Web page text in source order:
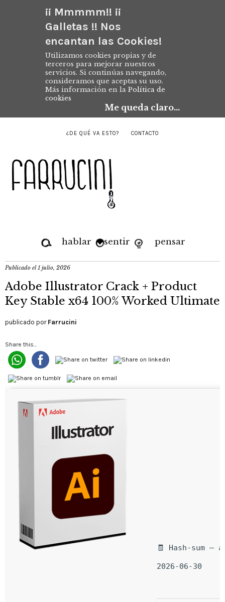
¡¡ Mmmmm!! ¡¡
Galletas !! Nos
encantan las Cookies!
Utilizamos cookies propias y de
terceros para mejorar nuestros
servicios. Si continúas navegando,
consideramos que aceptas su uso.
Más información en la Política de
cookies
Me queda claro...
¿DE QUÉ VA ESTO? CONTACTO
hablar sentir pensar
Publicado el1 julio, 2026
Adobe Illustrator Crack + Product
Key Stable x64 100% Worked Ultimate
publicado por Farrucini
Share this...
🧾 Hash-sum —
2026-06-30